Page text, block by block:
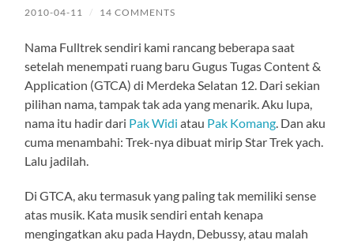
2010-04-11 / 14 COMMENTS
Nama Fulltrek sendiri kami rancang beberapa saat
setelah menempati ruang baru Gugus Tugas Content &
Application (GTCA) di Merdeka Selatan 12. Dari sekian
pilihan nama, tampak tak ada yang menarik. Aku lupa,
nama itu hadir dari Pak Widi atau Pak Komang. Dan aku
cuma menambahi: Trek-nya dibuat mirip Star Trek yach.
Lalu jadilah.
Di GTCA, aku termasuk yang paling tak memiliki sense
atas musik. Kata musik sendiri entah kenapa
mengingatkan aku pada Haydn, Debussy, atau malah